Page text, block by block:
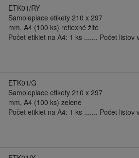
ETK01/RY
Samolepiace etikety 210 x 297
mm, A4 (100 ks) reflexné žlté
Počet etikiet na A4: 1 ks ....... Počet listov
ETK01/G
Samolepiace etikety 210 x 297
mm, A4 (100 ks) zelené
Počet etikiet na A4: 1 ks ....... Počet listov